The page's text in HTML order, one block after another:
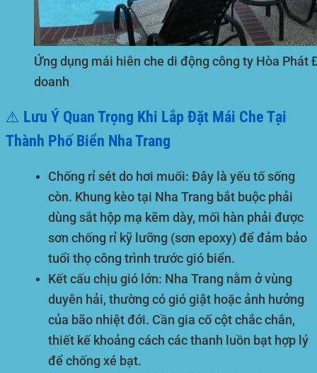
Ứng dụng mái hiên che di động công ty Hòa Phát
doanh
⚠️ Lưu Ý Quan Trọng Khi Lắp Đặt Mái Che Tại
Thành Phố Biển Nha Trang
Chống rỉ sét do hơi muối: Đây là yếu tố sống
còn. Khung kèo tại Nha Trang bắt buộc phải
dùng sắt hộp mạ kẽm dày, mối hàn phải được
sơn chống rỉ kỹ lưỡng (sơn epoxy) để đảm bảo
tuổi thọ công trình trước gió biển.
Kết cấu chịu gió lớn: Nha Trang nằm ở vùng
duyên hải, thường có gió giật hoặc ảnh hưởng
của bão nhiệt đới. Cần gia cố cột chắc chắn,
thiết kế khoảng cách các thanh luồn bạt hợp lý
để chống xé bạt.